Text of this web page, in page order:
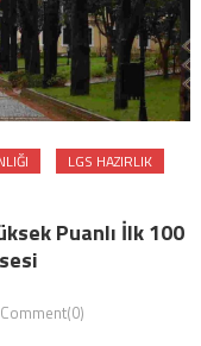
LGS HAZIRLIK
Puanlı İlk 100
Comment(0)